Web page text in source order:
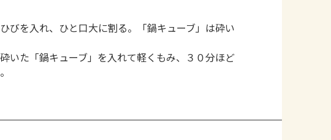
びを入れ、ひと口大に割る。「鍋キューブ」は砕い
いた「鍋キューブ」を入れて軽くもみ、３０分ほど